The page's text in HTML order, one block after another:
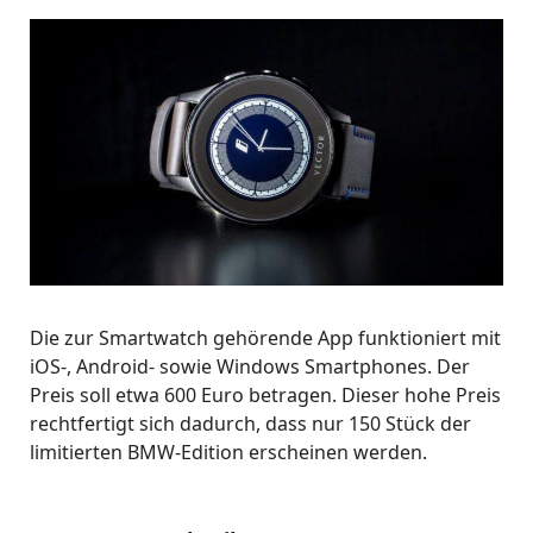
Die zur Smartwatch gehörende App funktioniert mit
iOS-, Android- sowie Windows Smartphones. Der
Preis soll etwa 600 Euro betragen. Dieser hohe Preis
rechtfertigt sich dadurch, dass nur 150 Stück der
limitierten BMW-Edition erscheinen werden.